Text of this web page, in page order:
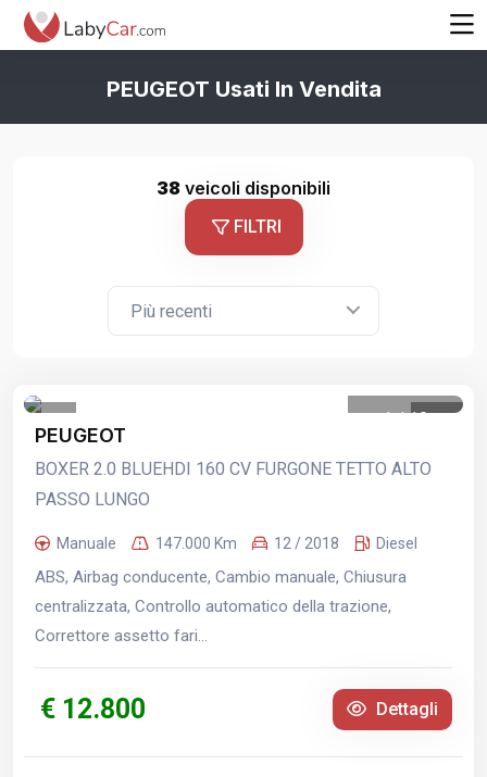
PEUGEOT Usati In Vendita
38 veicoli disponibili
FILTRI
Più recenti
1 /10
PEUGEOT
BOXER 2.0 BLUEHDI 160 CV FURGONE TETTO ALTO
PASSO LUNGO
Manuale 147.000 Km 12 / 2018 Diesel
ABS, Airbag conducente, Cambio manuale, Chiusura
centralizzata, Controllo automatico della trazione,
Correttore assetto fari...
€ 12.800 Dettagli